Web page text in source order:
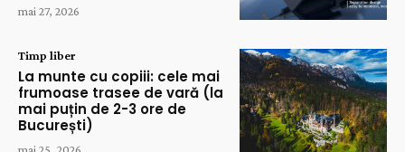
mai 27, 2026
Timp liber
La munte cu copiii: cele mai
frumoase trasee de vară (la
mai puțin de 2-3 ore de
București)